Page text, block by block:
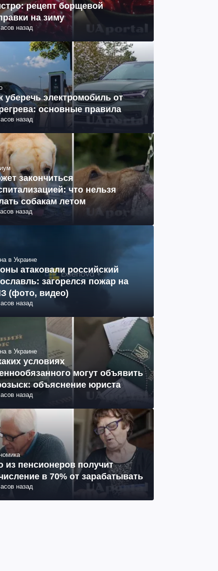
рецепт борщевой
на зиму
назад
уберечь электромобиль от
основные правила
назад
закончиться
что нельзя
собакам летом
назад
в Украине
атаковали российский
загорелся пожар на
(фото, видео)
назад
в Украине
условиях
могут объявить
объяснение юриста
назад
из пенсионеров получит
в 70% от зарабатывать
назад